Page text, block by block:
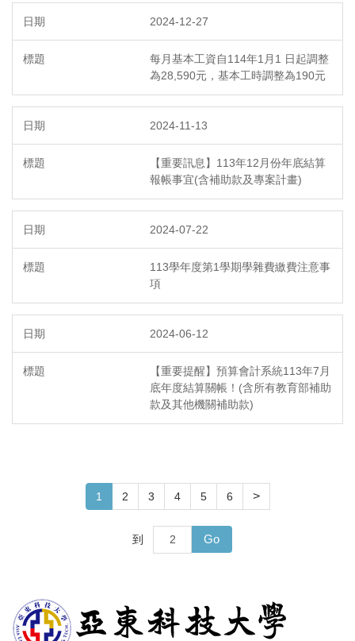
2024-12-27
每月基本工資自114年1月1 日起調整
為28,590元，基本工時調整為190元
2024-11-13
【重要訊息】113年12月份年底結算
報帳事宜(含補助款及專案計畫)
2024-07-22
113學年度第1學期學雜費繳費注意事
項
2024-06-12
【重要提醒】預算會計系統113年7月
底年度結算關帳！(含所有教育部補助
款及其他機關補助款)
1 2 3 4 5 6 >
到 Go